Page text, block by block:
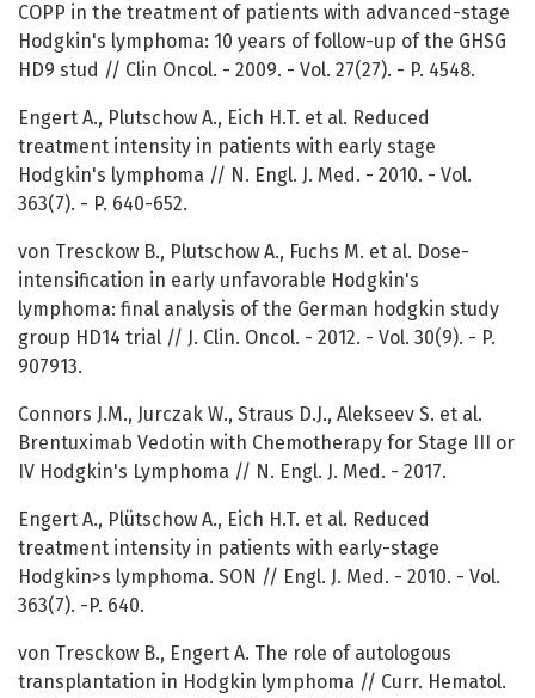
COPP in the treatment of patients with advanced-stage
Hodgkin's lymphoma: 10 years of follow-up of the GHSG
HD9 stud // Clin Oncol. - 2009. - Vol. 27(27). - P. 4548.
Engert A., Plutschow A., Eich H.T. et al. Reduced
treatment intensity in patients with early stage
Hodgkin's lymphoma // N. Engl. J. Med. - 2010. - Vol.
363(7). - P. 640-652.
von Tresckow B., Plutschow A., Fuchs M. et al. Dose-
intensification in early unfavorable Hodgkin's
lymphoma: final analysis of the German hodgkin study
group HD14 trial // J. Clin. Oncol. - 2012. - Vol. 30(9). - P.
907913.
Connors J.M., Jurczak W., Straus D.J., Alekseev S. et al.
Brentuximab Vedotin with Chemotherapy for Stage III or
IV Hodgkin's Lymphoma // N. Engl. J. Med. - 2017.
Engert A., Plütschow A., Eich H.T. et al. Reduced
treatment intensity in patients with early-stage
Hodgkin>s lymphoma. SON // Engl. J. Med. - 2010. - Vol.
363(7). -P. 640.
von Tresckow B., Engert A. The role of autologous
transplantation in Hodgkin lymphoma // Curr. Hematol.